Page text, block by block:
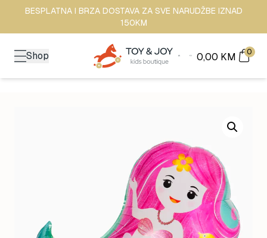
BESPLATNA I BRZA DOSTAVA ZA SVE NARUDŽBE IZNAD
150KM
Shop 0,00 KM 0